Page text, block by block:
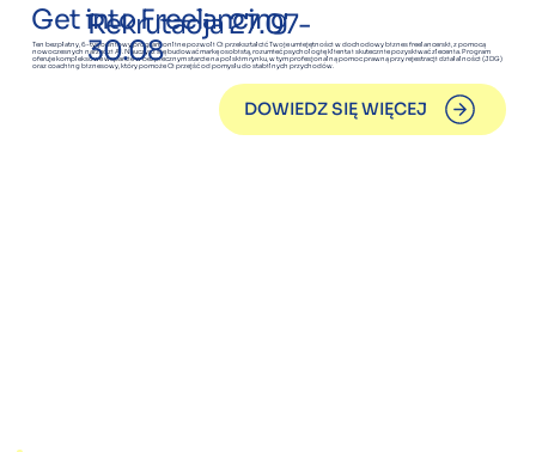
Get into Freelancing
Ten bezpłatny, 6-tygodniowy program online pozwoli Ci przekształcić Twoje umiejętności w dochodowy biznes freelancerski, z pomocą
nowoczesnych narzędzi AI. Nauczysz się budować markę osobistą, rozumieć psychologię klienta i skutecznie pozyskiwać zlecenia. Program
oferuje kompleksowe wsparcie w bezpiecznym starcie na polskim rynku, w tym profesjonalną pomoc prawną przy rejestracji działalności (JDG)
oraz coaching biznesowy, który pomoże Ci przejść od pomysłu do stabilnych przychodów.
DOWIEDZ SIĘ WIĘCEJ
Rekrutacja 27.07-
30.08